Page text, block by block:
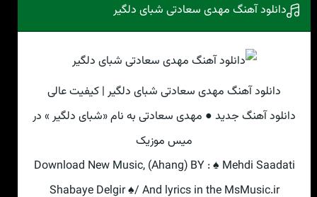
دانلود آهنگ مهدی سعادتی شبای دلگیر
دانلود آهنگ مهدی سعادتی شبای دلگیر | کیفیت عالی
دانلود آهنگ جدید ● مهدی سعادتی به نام «شبای دلگیر » در
میس موزیک
Download New Music, (Ahang) BY : ♠ Mehdi Saadati
Shabaye Delgir ♠/ And lyrics in the MsMusic.ir